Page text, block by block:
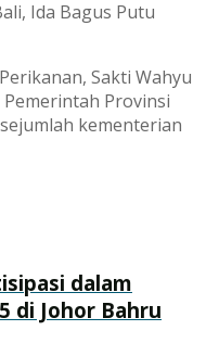
Ida Bagus Putu
Sakti Wahyu
Provinsi
kementerian
dalam
di Johor Bahru